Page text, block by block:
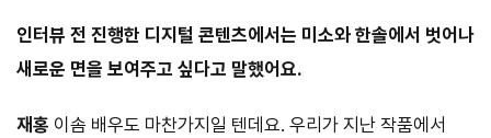
인터뷰 전 진행한 디지털 콘텐츠에서는 미소와 한솔에서 벗어나
새로운 면을 보여주고 싶다고 말했어요.
재홍 이솜 배우도 마찬가지일 텐데요. 우리가 지난 작품에서